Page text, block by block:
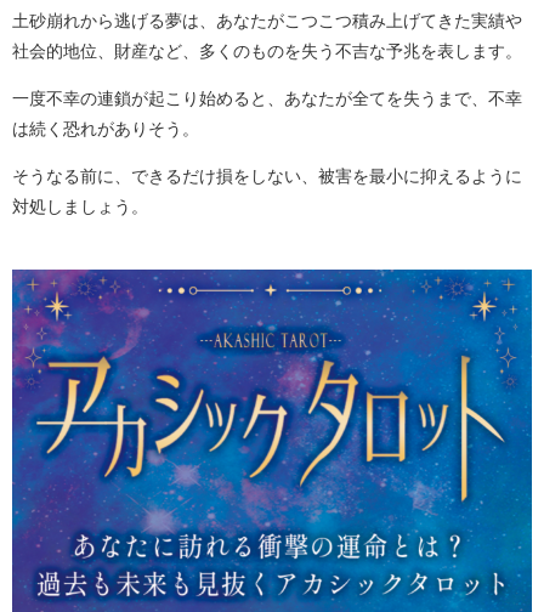
土砂崩れから逃げる夢は、あなたがこつこつ積み上げてきた実績や
社会的地位、財産など、多くのものを失う不吉な予兆を表します。
一度不幸の連鎖が起こり始めると、あなたが全てを失うまで、不幸
は続く恐れがありそう。
そうなる前に、できるだけ損をしない、被害を最小に抑えるように
対処しましょう。